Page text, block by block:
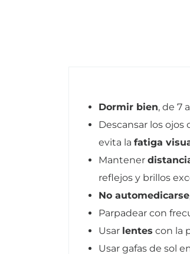
Dormir bien, de 7
Descansar los
evita lafatiga
Mantener
reflejos y brillos
No automedicarse
Parpadear con
Usar lentes con la
Usar gafas de sol